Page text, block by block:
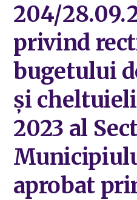
204/
privind
bugetului
și
2023 al
aprobat